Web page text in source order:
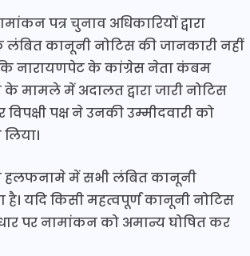
पत्र चुनाव अधिकारियों द्वारा
लंबित कानूनी नोटिस की जानकारी नहीं
कि नारायणपेट के कांग्रेस नेता कंबम
मामले में अदालत द्वारा जारी नोटिस
पक्ष ने उनकी उम्मीदवारी को
हलफनामे में सभी लंबित कानूनी
यदि किसी महत्वपूर्ण कानूनी नोटिस
पर नामांकन को अमान्य घोषित कर